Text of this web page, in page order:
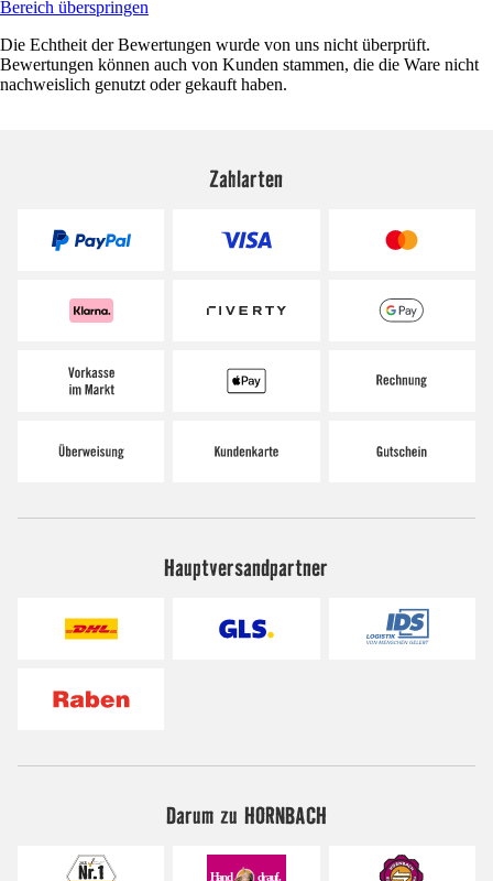
Bereich überspringen
Die Echtheit der Bewertungen wurde von uns nicht überprüft.
Bewertungen können auch von Kunden stammen, die die Ware nicht
nachweislich genutzt oder gekauft haben.
Zahlarten
Hauptversandpartner
Darum zu HORNBACH